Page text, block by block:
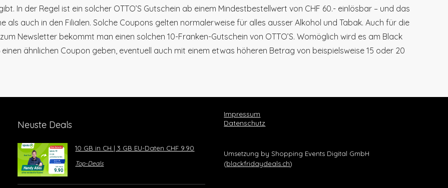
In der Regel ist ein solcher OTTO’S Gutschein ab einem Mindestbestellwert von CHF 60.- einlösbar – und das
als auch in den Filialen. Solche Coupons gelten normalerweise für alles ausser Alkohol und Tabak. Auch für die
Newsletter bekommt man einen solchen 10-Franken-Gutschein von OTTO’S. Womöglich wird es am Black
ähnlichen Coupon geben, eventuell auch mit einem etwas höheren Betrag von beispielsweise 15 oder 20
Neuste Deals
10 GB in CH | 3 GB EU-Daten CHF 9.90
Top-Deals
Impressum
Datenschutz
Umsetzung by Shopping Events Digital GmbH
(blackfridaydeals.ch)